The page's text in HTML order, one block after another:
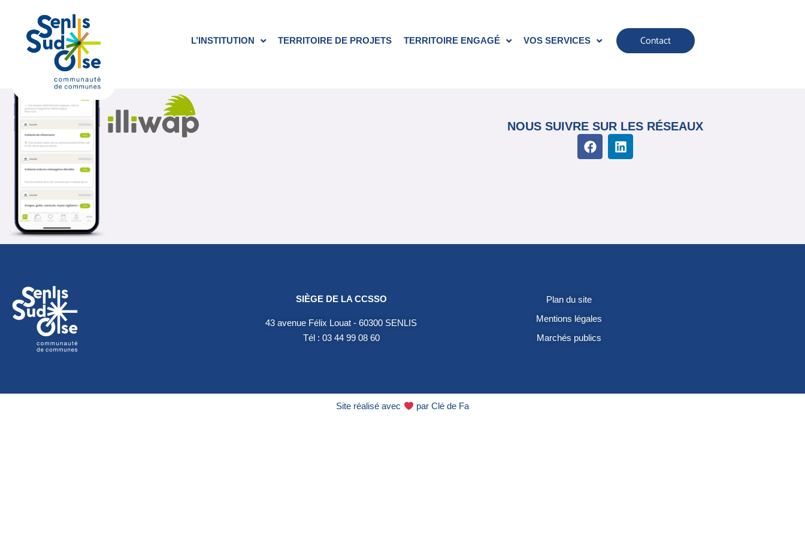
L’INSTITUTION TERRITOIRE DE PROJETS TERRITOIRE ENGAGÉ VOS SERVICES Contact
Cédric DELAYEN
NOUS SUIVRE SUR LES RÉSEAUX
SIÈGE DE LA CCSSO
43 avenue Félix Louat - 60300 SENLIS
Tél : 03 44 99 08 60
Plan du site
Mentions légales
Marchés publics
Site réalisé avec par Clé de Fa